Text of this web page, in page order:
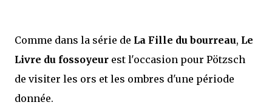
Comme dans la série de La Fille du bourreau, Le
Livre du fossoyeur est l'occasion pour Pötzsch
de visiter les ors et les ombres d'une période
donnée.